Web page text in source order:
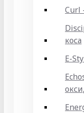
Curl
коса
E-